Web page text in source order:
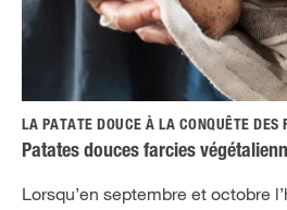
LA PATATE DOUCE À LA CONQUÊTE DES
Patates douces farcies
Lorsqu’en septembre et octobre